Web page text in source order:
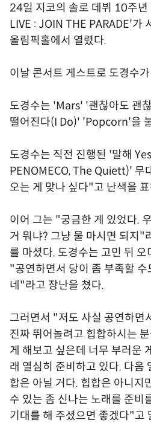
24일 지코의 솔로 데뷔 10주
LIVE : JOIN THE PARADE'가
올림픽홀에서 열렸다.
이날 콘서트 게스트로 도경수
도경수는 'Mars' '괜찮아도 괜
떨어진다(I Do)' 'Popcorn'을
도경수는 직전 진행된 '말해
PENOMECO, The Quiett)' 무
오는 게 맞나 싶다"고 난색을
이어 그는 "궁금한 게 있었다.
거 뭐냐? 그냥 물 마시면 되지"
를 마셨다. 도경수는 고민 뒤 오
"공연하면서 당이 좀 부족할 수
네"라고 장난을 쳤다.
그러면서 "저도 사실 공연하면
진짜 뛰어놀려고 힙합하시는
게 해보고 싶은데 너무 부러운
래 열심히 준비하고 있다. 다음
합은 아닐 거다. 힙합은 아니지
수 있는 좀 신나는 노래를 준비
기대를 해 주셨으면 좋겠다"고